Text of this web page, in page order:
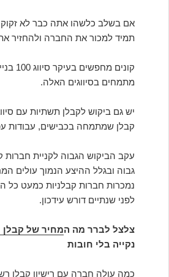
אם בשלב כלשהו אתה כבר לא זקוק
תמיד למכור את החברה ולהחזיר
מתמחים בסיווגים האלה.
קבלן שמתמחה בכבישים, עבודות
עקב הביקוש הגבוה לקניית חברות
גבוה ובגלל ההיצע הנמוך עולים
נמכרות חברות קבלניות כמעט כל
לפני שנתיים דורש עידכון.
צלצל לברר מה המחיר של קבלן
נקייה בלי חובות